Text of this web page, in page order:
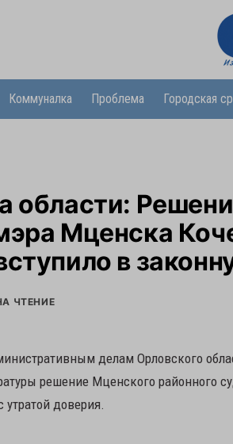
Коммуналка Проблема Городская
области:
Мценска
в
ЧТЕНИЕ
делам Орловского
решение Мценского районного
доверия.